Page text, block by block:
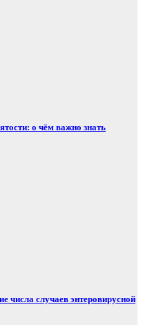
о чём важно знать
числа случаев энтеровирусной